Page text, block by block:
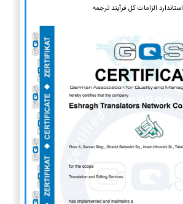
استاندارد الزامات کل فرآیند ترجمه